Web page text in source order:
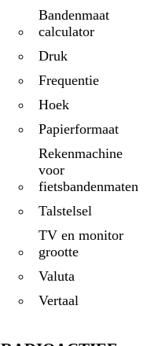
Bandenmaat
calculator
Druk
Frequentie
Hoek
Papierformaat
Rekenmachine
voor
fietsbandenmaten
Talstelsel
TV en monitor
grootte
Valuta
Vertaal